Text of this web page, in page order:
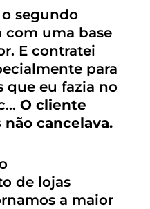
segundo
com uma base
E contratei
para
que eu fazia no
O cliente
cancelava.
de lojas
a maior